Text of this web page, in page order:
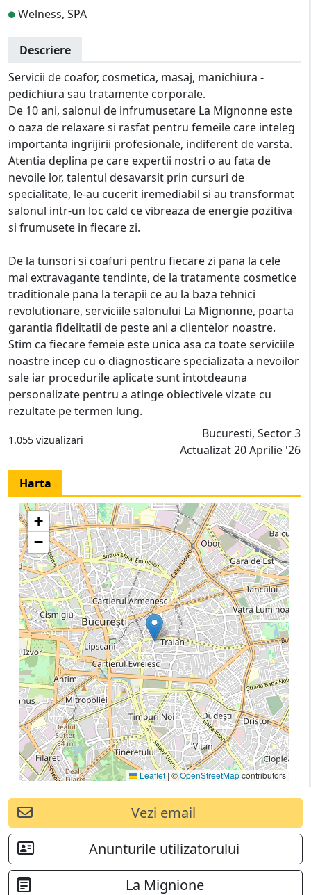
Welness, SPA
Descriere
Servicii de coafor, cosmetica, masaj, manichiura -
pedichiura sau tratamente corporale.
De 10 ani, salonul de infrumusetare La Mignonne este
o oaza de relaxare si rasfat pentru femeile care inteleg
importanta ingrijirii profesionale, indiferent de varsta.
Atentia deplina pe care expertii nostri o au fata de
nevoile lor, talentul desavarsit prin cursuri de
specialitate, le-au cucerit iremediabil si au transformat
salonul intr-un loc cald ce vibreaza de energie pozitiva
si frumusete in fiecare zi.
De la tunsori si coafuri pentru fiecare zi pana la cele
mai extravagante tendinte, de la tratamente cosmetice
traditionale pana la terapii ce au la baza tehnici
revolutionare, serviciile salonului La Mignonne, poarta
garantia fidelitatii de peste ani a clientelor noastre.
Stim ca fiecare femeie este unica asa ca toate serviciile
noastre incep cu o diagnosticare specializata a nevoilor
sale iar procedurile aplicate sunt intotdeauna
personalizate pentru a atinge obiectivele vizate cu
rezultate pe termen lung.
1.055 vizualizari
Bucuresti, Sector 3
Actualizat 20 Aprilie '26
Harta
+
−
Leaflet|©OpenStreetMapcontributors
Vezi email
Anunturile utilizatorului
La Mignione